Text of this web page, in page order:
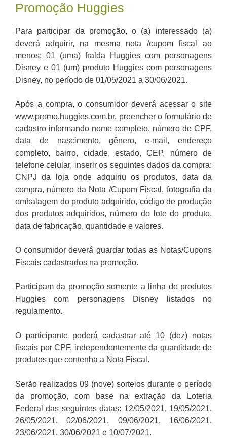
Promoção Huggies
Para participar da promoção, o (a) interessado (a)
deverá adquirir, na mesma nota /cupom fiscal ao
menos: 01 (uma) fralda Huggies com personagens
Disney e 01 (um) produto Huggies com personagens
Disney, no período de 01/05/2021 a 30/06/2021.
Após a compra, o consumidor deverá acessar o site
www.promo.huggies.com.br, preencher o formulário de
cadastro informando nome completo, número de CPF,
data de nascimento, gênero, e-mail, endereço
completo, bairro, cidade, estado, CEP, número de
telefone celular, inserir os seguintes dados da compra:
CNPJ da loja onde adquiriu os produtos, data da
compra, número da Nota /Cupom Fiscal, fotografia da
embalagem do produto adquirido, código de produção
dos produtos adquiridos, número do lote do produto,
data de fabricação, quantidade e valores.
O consumidor deverá guardar todas as Notas/Cupons
Fiscais cadastrados na promoção.
Participam da promoção somente a linha de produtos
Huggies com personagens Disney listados no
regulamento.
O participante poderá cadastrar até 10 (dez) notas
fiscais por CPF, independentemente da quantidade de
produtos que contenha a Nota Fiscal.
Serão realizados 09 (nove) sorteios durante o período
da promoção, com base na extração da Loteria
Federal das seguintes datas: 12/05/2021, 19/05/2021,
26/05/2021, 02/06/2021, 09/06/2021, 16/06/2021,
23/06/2021, 30/06/2021 e 10/07/2021.